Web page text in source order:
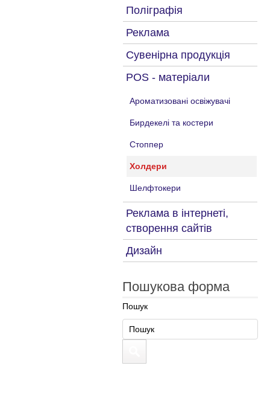
Поліграфія
Реклама
Сувенірна продукція
POS - матеріали
Ароматизовані освіжувачі
Бирдекелі та костери
Стоппер
Холдери
Шелфтокери
Реклама в інтернеті,
створення сайтів
Дизайн
Пошукова форма
Пошук